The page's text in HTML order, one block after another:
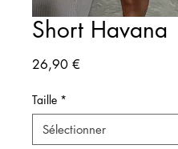
Short Havana
26,90 €
Taille *